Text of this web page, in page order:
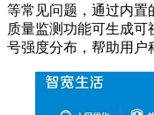
等常见问题，通过内置
质量监测功能可生成
号强度分布，帮助用户